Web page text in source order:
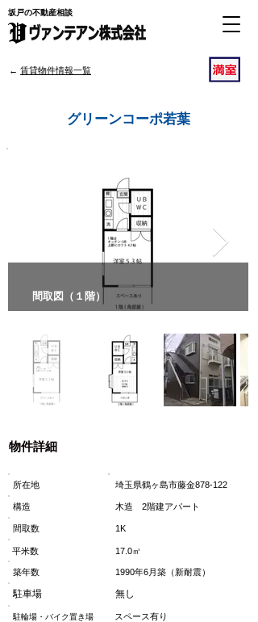
坂戸の不動産相談
​← 賃貸物件情報一覧
グリーンコーポ若葉
間取図（１階）
物件詳細
所在地 埼玉県鶴ヶ島市藤金878-122
構造 木造 2階建アパート
間取数 1K
平米数 17.0㎡
築年数 1990年6月築（新耐震）
駐車場 無し
駐輪場・バイク置き場 スペース有り